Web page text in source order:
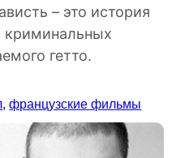
– это история
криминальных
гетто.
,французские фильмы